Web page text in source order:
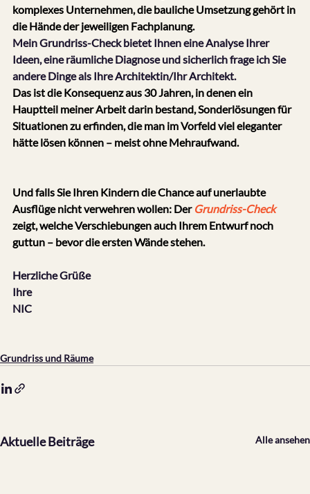
komplexes Unternehmen, die bauliche Umsetzung gehört in
die Hände der jeweiligen Fachplanung.
Mein Grundriss-Check bietet Ihnen eine Analyse Ihrer
Ideen, eine räumliche Diagnose und sicherlich frage ich Sie
andere Dinge als Ihre Architektin/Ihr Architekt.
Das ist die Konsequenz aus 30 Jahren, in denen ein
Hauptteil meiner Arbeit darin bestand, Sonderlösungen für
Situationen zu erfinden, die man im Vorfeld viel eleganter
hätte lösen können – meist ohne Mehraufwand.
Und falls Sie Ihren Kindern die Chance auf unerlaubte
Ausflüge nicht verwehren wollen: Der Grundriss-Check
zeigt, welche Verschiebungen auch Ihrem Entwurf noch
guttun – bevor die ersten Wände stehen.
Herzliche Grüße
Ihre
NIC
Grundriss und Räume
Aktuelle Beiträge Alle ansehen